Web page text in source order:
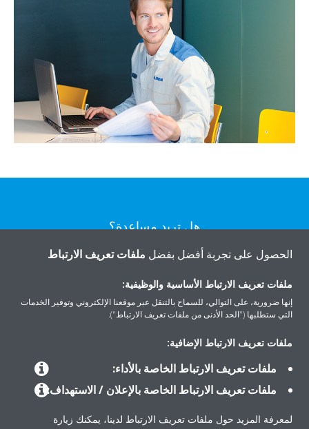
هل تريد مساعدة؟
المنتجات
الحصول على تجربة أفضل بفضل ملفات تعريف الارتباط
ملفات تعريف الارتباط الأساسية والوظيفية:
إنها ضرورية، على التوالي، للسماح بالتنقل عبر موقعنا الإلكتروني وتوفير الخدمات
التي ستطلبها ("الحد الأدنى من ملفات تعريف الارتباط").
ملفات تعريف الارتباط الإضافية:
ملفات تعريف الارتباط الخاصة بالأداء:
ملفات تعريف الارتباط الخاصة بالإعلان / الاستهداف:
لمعرفة المزيد حول ملفات تعريف الارتباط لدينا، يمكنك زيارة